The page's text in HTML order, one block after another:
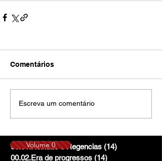
Comentários
Escreva um comentário
00.01.Reinado e Regencias (14)
00.02.Era de progressos (14)
Volume 0